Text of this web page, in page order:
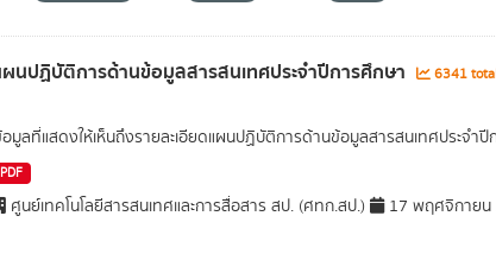
นปฏิบัติการด้านข้อมูลสารสนเทศประจำปีการศึกษา 6341
มูลที่แสดงให้เห็นถึงรายละเอียดแผนปฏิบัติการด้านข้อมูลสารสนเทศประจำ
PDF
ศูนย์เทคโนโลยีสารสนเทศและการสื่อสาร สป. (ศทก.สป.) 17 พฤศจิกายน